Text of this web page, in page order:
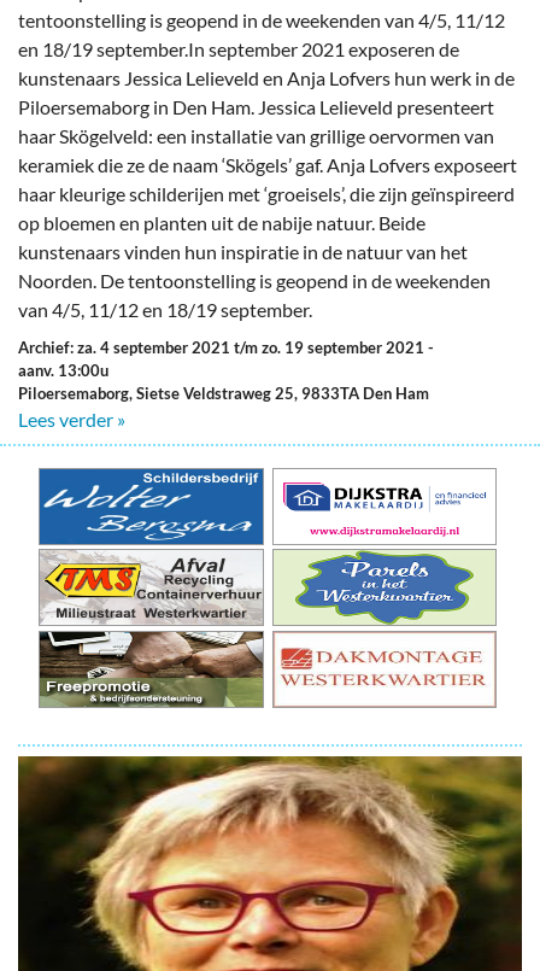
tentoonstelling is geopend in de weekenden van 4/5, 11/12
en 18/19 september.In september 2021 exposeren de
kunstenaars Jessica Lelieveld en Anja Lofvers hun werk in de
Piloersemaborg in Den Ham. Jessica Lelieveld presenteert
haar Skögelveld: een installatie van grillige oervormen van
keramiek die ze de naam ‘Skögels’ gaf. Anja Lofvers exposeert
haar kleurige schilderijen met ‘groeisels’, die zijn geïnspireerd
op bloemen en planten uit de nabije natuur. Beide
kunstenaars vinden hun inspiratie in de natuur van het
Noorden. De tentoonstelling is geopend in de weekenden
van 4/5, 11/12 en 18/19 september.
Archief: za. 4 september 2021 t/m zo. 19 september 2021 -
aanv. 13:00u
Piloersemaborg, Sietse Veldstraweg 25, 9833TA Den Ham
Lees verder »